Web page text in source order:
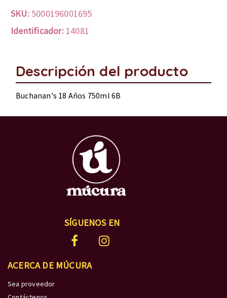
SKU: 5000196001695
Identificador: 14081
Descripción del producto
Buchanan's 18 Años 750ml 6B
SÍGUENOS EN
ACERCA DE MÚCURA
Sea proveedor